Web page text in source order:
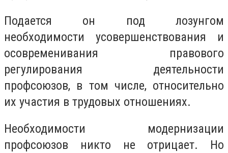
Подается он под лозунгом
необходимости усовершенствования и
осовременивания правового
регулирования деятельности
профсоюзов, в том числе, относительно
их участия в трудовых отношениях.
Необходимости модернизации
профсоюзов никто не отрицает. Но